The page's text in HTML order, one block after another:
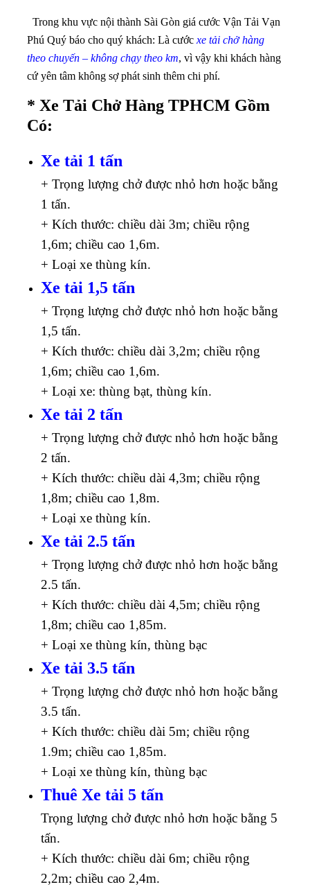
Trong khu vực nội thành Sài Gòn giá cước Vận Tải Vạn
Phú Quý báo cho quý khách: Là cước xe tải chở hàng
theo chuyến – không chạy theo km, vì vậy khi khách hàng
cứ yên tâm không sợ phát sinh thêm chi phí.
* Xe Tải Chở Hàng TPHCM Gồm
Có:
Xe tải 1 tấn
+ Trọng lượng chở được nhỏ hơn hoặc bằng
1 tấn.
+ Kích thước: chiều dài 3m; chiều rộng
1,6m; chiều cao 1,6m.
+ Loại xe thùng kín.
Xe tải 1,5 tấn
+ Trọng lượng chở được nhỏ hơn hoặc bằng
1,5 tấn.
+ Kích thước: chiều dài 3,2m; chiều rộng
1,6m; chiều cao 1,6m.
+ Loại xe: thùng bạt, thùng kín.
Xe tải 2 tấn
+ Trọng lượng chở được nhỏ hơn hoặc bằng
2 tấn.
+ Kích thước: chiều dài 4,3m; chiều rộng
1,8m; chiều cao 1,8m.
+ Loại xe thùng kín.
Xe tải 2.5 tấn
+ Trọng lượng chở được nhỏ hơn hoặc bằng
2.5 tấn.
+ Kích thước: chiều dài 4,5m; chiều rộng
1,8m; chiều cao 1,85m.
+ Loại xe thùng kín, thùng bạc
Xe tải 3.5 tấn
+ Trọng lượng chở được nhỏ hơn hoặc bằng
3.5 tấn.
+ Kích thước: chiều dài 5m; chiều rộng
1.9m; chiều cao 1,85m.
+ Loại xe thùng kín, thùng bạc
Thuê Xe tải 5 tấn
Trọng lượng chở được nhỏ hơn hoặc bằng 5
tấn.
+ Kích thước: chiều dài 6m; chiều rộng
2,2m; chiều cao 2,4m.